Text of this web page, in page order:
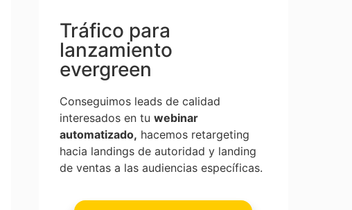
Tráfico para
lanzamiento
evergreen
Conseguimos leads de calidad
interesados en tu webinar
automatizado, hacemos retargeting
hacia landings de autoridad y landing
de ventas a las audiencias específicas.